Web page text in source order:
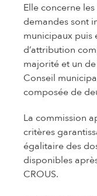
Elle concerne
demandes sont
municipaux puis
d’attribution
majorité et un
Conseil
composée de
La commission
critères
égalitaire des
disponibles
CROUS.